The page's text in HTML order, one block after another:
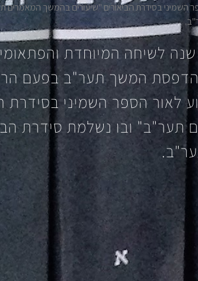
השמיני בסידרת הביאורים "שיעורים בהמשך המאמרים
כסלו שנה זו ימלאו 40 שנה לשיחה המיוחדת
הדפסת המשך תער"ב בפעם
לאור הספר השמיני בסידרת
תער"ב" ובו נשלמת סידרת